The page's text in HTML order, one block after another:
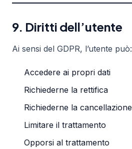
9. Diritti dell’utente
Ai sensi del GDPR, l’utente può:
Accedere ai propri dati
Richiederne la rettifica
Richiederne la cancellazione
Limitare il trattamento
Opporsi al trattamento